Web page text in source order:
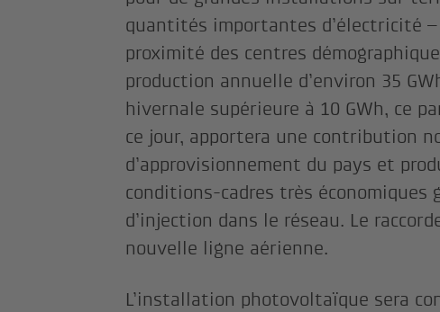
quantités importantes d’électricité
proximité des centres
production annuelle d’environ 35
hivernale supérieure à 10 GWh, ce
ce jour, apportera une contribution
d’approvisionnement du pays et
conditions-cadres très économiques
d’injection dans le réseau. Le
nouvelle ligne aérienne.
L’installation photovoltaïque sera